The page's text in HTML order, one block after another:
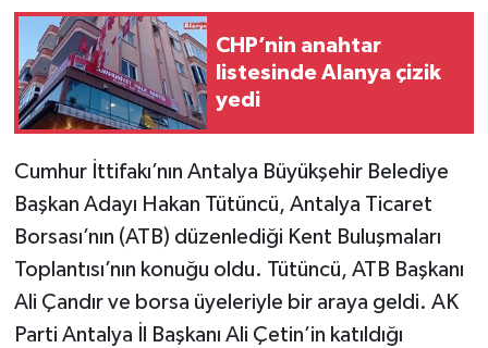
CHP’nin anahtar
listesinde Alanya çizik
yedi
Cumhur İttifakı’nın Antalya Büyükşehir Belediye
Başkan Adayı Hakan Tütüncü, Antalya Ticaret
Borsası’nın (ATB) düzenlediği Kent Buluşmaları
Toplantısı’nın konuğu oldu. Tütüncü, ATB Başkanı
Ali Çandır ve borsa üyeleriyle bir araya geldi. AK
Parti Antalya İl Başkanı Ali Çetin’in katıldığı